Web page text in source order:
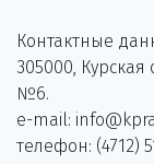
Контактные
305000,
№6.
e-mail:
телефон: (4712)